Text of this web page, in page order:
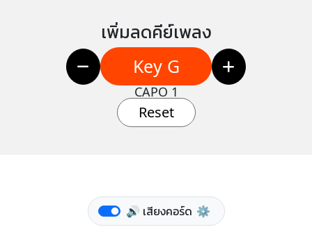
เพิ่มลดคีย์เพลง
Key G
CAPO 1
Reset
🔊 เสียงคอร์ด ⚙️